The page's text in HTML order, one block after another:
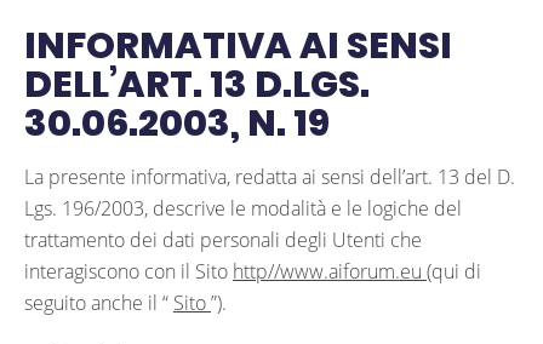
INFORMATIVA AI SENSI
DELL’ART. 13 D.LGS.
30.06.2003, N. 19
La presente informativa, redatta ai sensi dell’art. 13 del D.
Lgs. 196/2003, descrive le modalità e le logiche del
trattamento dei dati personali degli Utenti che
interagiscono con il Sito http//www.aiforum.eu (qui di
seguito anche il “ Sito”).